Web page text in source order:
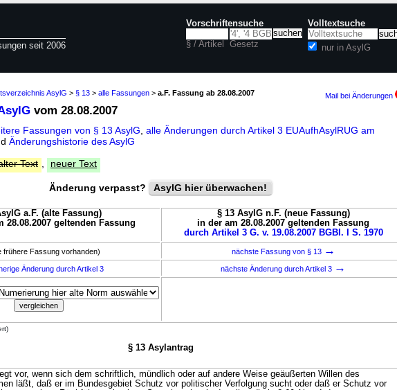
seit 2006
Vorschriftensuche
§ / Artikel Gesetz
Volltextsuche
nur in AsylG
AsylG > § 13 > alle Fassungen > a.F. Fassung ab 28.08.2007 Mail bei Änderungen
vom 28.08.2007
Fassungen von § 13 AsylG alle Änderungen durch Artikel 3 EUAufhAsylRUG am
Änderungshistorie des AsylG
Text neuer Text
Änderung verpasst? AsylG hier überwachen!
a.F. (alte Fassung)
28.08.2007 geltenden Fassung
§ 13 AsylG n.F. (neue Fassung)
in der am 28.08.2007 geltenden Fassung
durch Artikel 3 G. v. 19.08.2007 BGBl. I S. 1970
frühere Fassung vorhanden) nächste Fassung von § 13 →
Änderung durch Artikel 3 nächste Änderung durch Artikel 3 →
§ 13 Asylantrag
vor, wenn sich dem schriftlich, mündlich oder auf andere Weise geäußerten Willen des
läßt, daß er im Bundesgebiet Schutz vor politischer Verfolgung sucht oder daß er Schutz vor